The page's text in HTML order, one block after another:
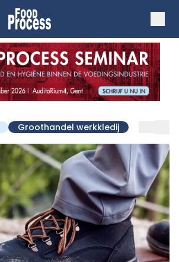
Groothandel werkkledij